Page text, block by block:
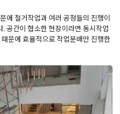
에 철거작업과 여러 공정들의 진행이
공간이 협소한 현장이라면 동시작업
문에 효율적으로 작업분배만 진행한